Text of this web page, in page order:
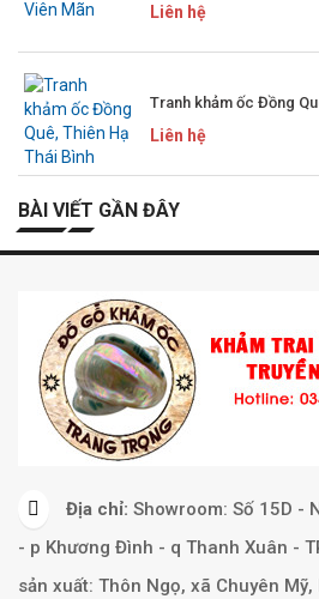
Liên hệ
Tranh khảm ốc Đồng
Liên hệ
BÀI VIẾT GẦN ĐÂY
Địa chỉ: Showroom: Số 15D -
- p Khương Đình - q Thanh Xuân -
sản xuất: Thôn Ngọ, xã Chuyên